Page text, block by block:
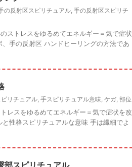
の反射区スピリチュアル, 手の反射区スピリチ
ストレスをゆるめてエネルギー＝気で症状
手の反射区 ハンドヒーリングの方法であ
リチュアル, 手スピリチュアル意味, ケガ, 部位
レスをゆるめてエネルギー＝気で症状を改
性格スピリチュアルな意味 手は繊細でよ
部スピリチュアル